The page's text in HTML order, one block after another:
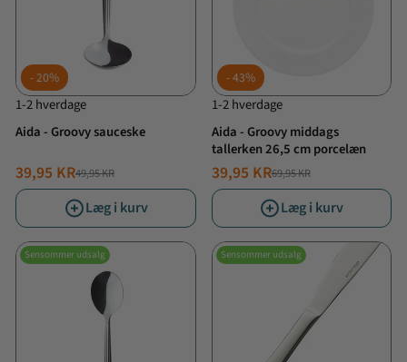
20%
1-2 hverdage
Aida - Groovy sauceske
NORMALPRIS
49,95 KR
TILBUDSPRIS
39,95 KR
Læg i kurv
43%
1-2 hverdage
Aida - Groovy middags
tallerken 26,5 cm porcelæn
NORMALPRIS
69,95 KR
TILBUDSPRIS
39,95 KR
Læg i kurv
Sensommer udsalg Sensommer udsalg